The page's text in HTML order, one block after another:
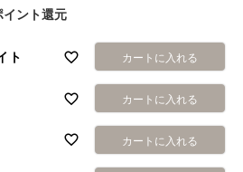
イント還元
ト カートに入れる
カートに入れる
カートに入れる